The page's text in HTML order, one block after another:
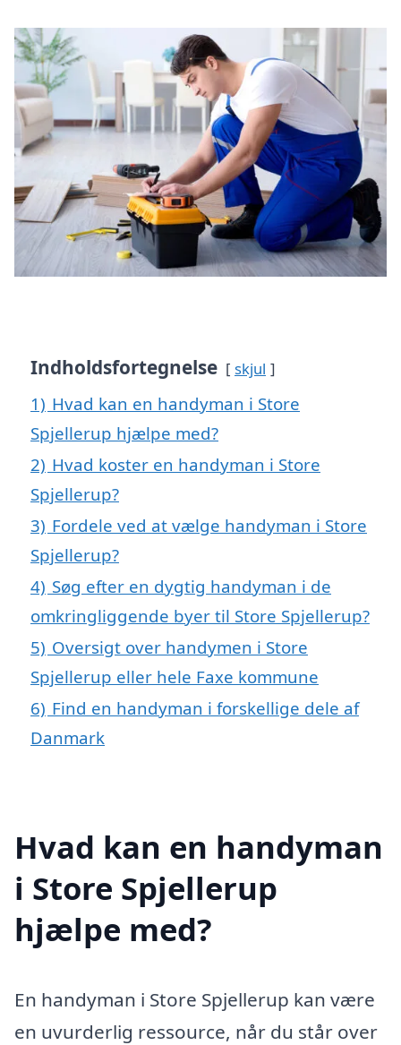
Indholdsfortegnelse skjul
1) Hvad kan en handyman i Store
Spjellerup hjælpe med?
2) Hvad koster en handyman i Store
Spjellerup?
3) Fordele ved at vælge handyman i Store
Spjellerup?
4) Søg efter en dygtig handyman i de
omkringliggende byer til Store Spjellerup?
5) Oversigt over handymen i Store
Spjellerup eller hele Faxe kommune
6) Find en handyman i forskellige dele af
Danmark
Hvad kan en handyman
i Store Spjellerup
hjælpe med?
En handyman i Store Spjellerup kan være
en uvurderlig ressource, når du står over